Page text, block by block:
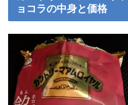
ョコラの中身と価格